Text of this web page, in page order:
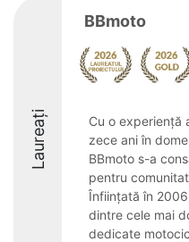
Laureați
BBmoto
Cu o experiență
zece ani în
BBmoto s-a
pentru
Înființată în
dintre cele mai
dedicate